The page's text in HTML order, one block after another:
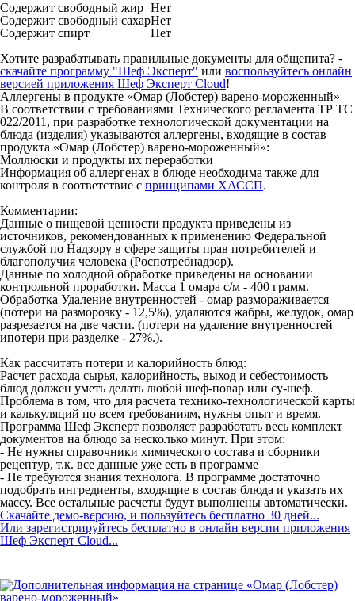
Содержит свободный жир Нет
Содержит свободный сахарНет
Содержит спирт
Нет
Хотите разрабатывать правильные документы для общепита? -
скачайте программу "Шеф Эксперт" или воспользуйтесь онлайн
версией приложения Шеф Эксперт Cloud!
Аллергены в продукте «Омар (Лобстер) варено-мороженный»
В соответствии с требованиями Технического регламента ТР ТС
022/2011, при разработке технологической документации на
блюда (изделия) указываются аллергены, входящие в состав
продукта «Омар (Лобстер) варено-мороженный»:
Моллюски и продукты их переработки
Информация об аллергенах в блюде необходима также для
контроля в соответствие с принципами ХАССП.
Комментарии:
Данные о пищевой ценности продукта приведены из
источников, рекомендованных к применению Федеральной
службой по Надзору в сфере защиты прав потребителей и
благополучия человека (Роспотребнадзор).
Данные по холодной обработке приведены на основании
контрольной проработки. Масса 1 омара с/м - 400 грамм.
Обработка Удаление внутренностей - омар размораживается
(потери на разморозку - 12,5%), удаляются жабры, желудок, омар
разрезается на две части. (потери на удаление внутренностей
ипотери при разделке - 27%.).
Как рассчитать потери и калорийность блюд:
Расчет расхода сырья, калорийность, выход и себестоимость
блюд должен уметь делать любой шеф-повар или су-шеф.
Проблема в том, что для расчета технико-технологической карты
и калькуляций по всем требованиям, нужны опыт и время.
Программа Шеф Эксперт позволяет разработать весь комплект
документов на блюдо за несколько минут. При этом:
- Не нужны справочники химического состава и сборники
рецептур, т.к. все данные уже есть в программе
- Не требуются знания технолога. В программе достаточно
подобрать ингредиенты, входящие в состав блюда и указать их
массу. Все остальные расчеты будут выполнены автоматически.
Скачайте демо-версию, и пользуйтесь бесплатно 30 дней...
Или зарегистрируйтесь бесплатно в онлайн версии приложения
Шеф Эксперт Cloud...